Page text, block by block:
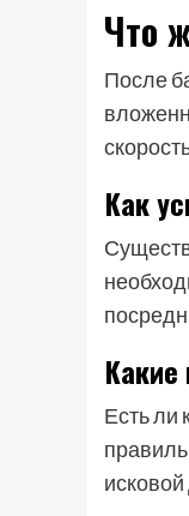
Что
После
Как
Есть ли